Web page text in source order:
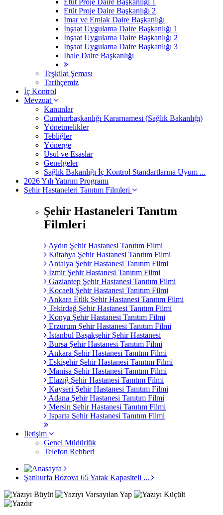
Etüt Proje Daire Başkanlığı 2
İmar ve Emlak Daire Başkanlığı
İnşaat Uygulama Daire Başkanlığı 1
İnşaat Uygulama Daire Başkanlığı 2
İnşaat Uygulama Daire Başkanlığı 3
İhale Daire Başkanlığı
Teşkilat Şeması
Tarihçemiz
İç Kontrol
Mevzuat
Kanunlar
Cumhurbaşkanlığı Kararnamesi (Sağlık Bakanlığı)
Yönetmelikler
Tebliğler
Yönerge
Usul ve Esaslar
Genelgeler
Sağlık Bakanlığı İç Kontrol Standartlarına Uyum ...
2026 Yılı Yatırım Programı
Şehir Hastaneleri Tanıtım Filmleri
Şehir Hastaneleri Tanıtım
Filmleri
Aydın Şehir Hastanesi Tanıtım Filmi
Kütahya Şehir Hastanesi Tanıtım Filmi
Antalya Şehir Hastanesi Tanıtım Filmi
İzmir Şehir Hastanesi Tanıtım Filmi
Gaziantep Şehir Hastanesi Tanıtım Filmi
Kocaeli Şehir Hastanesi Tanıtım Filmi
Ankara Etlik Şehir Hastanesi Tanıtım Filmi
Tekirdağ Şehir Hastanesi Tanıtım Filmi
Konya Şehir Hastanesi Tanıtım Filmi
Erzurum Şehir Hastanesi Tanıtım Filmi
İstanbul Başakşehir Şehir Hastanesi
Bursa Şehir Hastanesi Tanıtım Filmi
Ankara Şehir Hastanesi Tanıtım Filmi
Eskişehir Şehir Hastanesi Tanıtım Filmi
Manisa Şehir Hastanesi Tanıtım Filmi
Elazığ Şehir Hastanesi Tanıtım Filmi
Kayseri Şehir Hastanesi Tanıtım Filmi
Adana Şehir Hastanesi Tanıtım Filmi
Mersin Şehir Hastanesi Tanıtım Filmi
Isparta Şehir Hastanesi Tanıtım Filmi
İletişim
Genel Müdürlük
Telefon Rehberi
Şanlıurfa Bozova 65 Yatak Kapasiteli ...